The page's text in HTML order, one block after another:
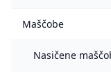
Maščobe
Nasičene